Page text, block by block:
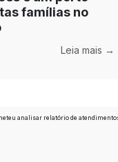
famílias no
Leia mais →